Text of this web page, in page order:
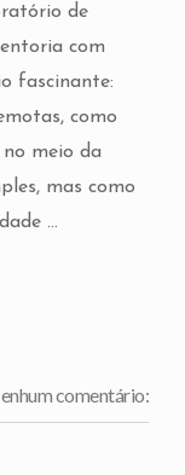
de
com
fascinante:
como
meio da
mas como
...
comentário: